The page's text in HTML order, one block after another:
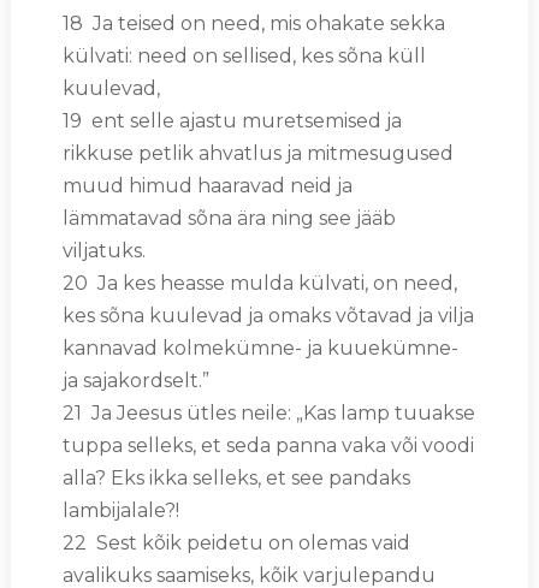
18 Ja teised on need, mis ohakate sekka
külvati: need on sellised, kes sõna küll
kuulevad,
19 ent selle ajastu muretsemised ja
rikkuse petlik ahvatlus ja mitmesugused
muud himud haaravad neid ja
lämmatavad sõna ära ning see jääb
viljatuks.
20 Ja kes heasse mulda külvati, on need,
kes sõna kuulevad ja omaks võtavad ja vilja
kannavad kolmekümne- ja kuuekümne-
ja sajakordselt.”
21 Ja Jeesus ütles neile: „Kas lamp tuuakse
tuppa selleks, et seda panna vaka või voodi
alla? Eks ikka selleks, et see pandaks
lambijalale?!
22 Sest kõik peidetu on olemas vaid
avalikuks saamiseks, kõik varjulepandu